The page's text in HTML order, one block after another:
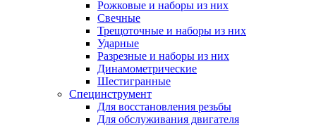
Рожковые и наборы из них
Свечные
Трещоточные и наборы из них
Ударные
Разрезные и наборы из них
Динамометрические
Шестигранные
Специнструмент
Для восстановления резьбы
Для обслуживания двигателя